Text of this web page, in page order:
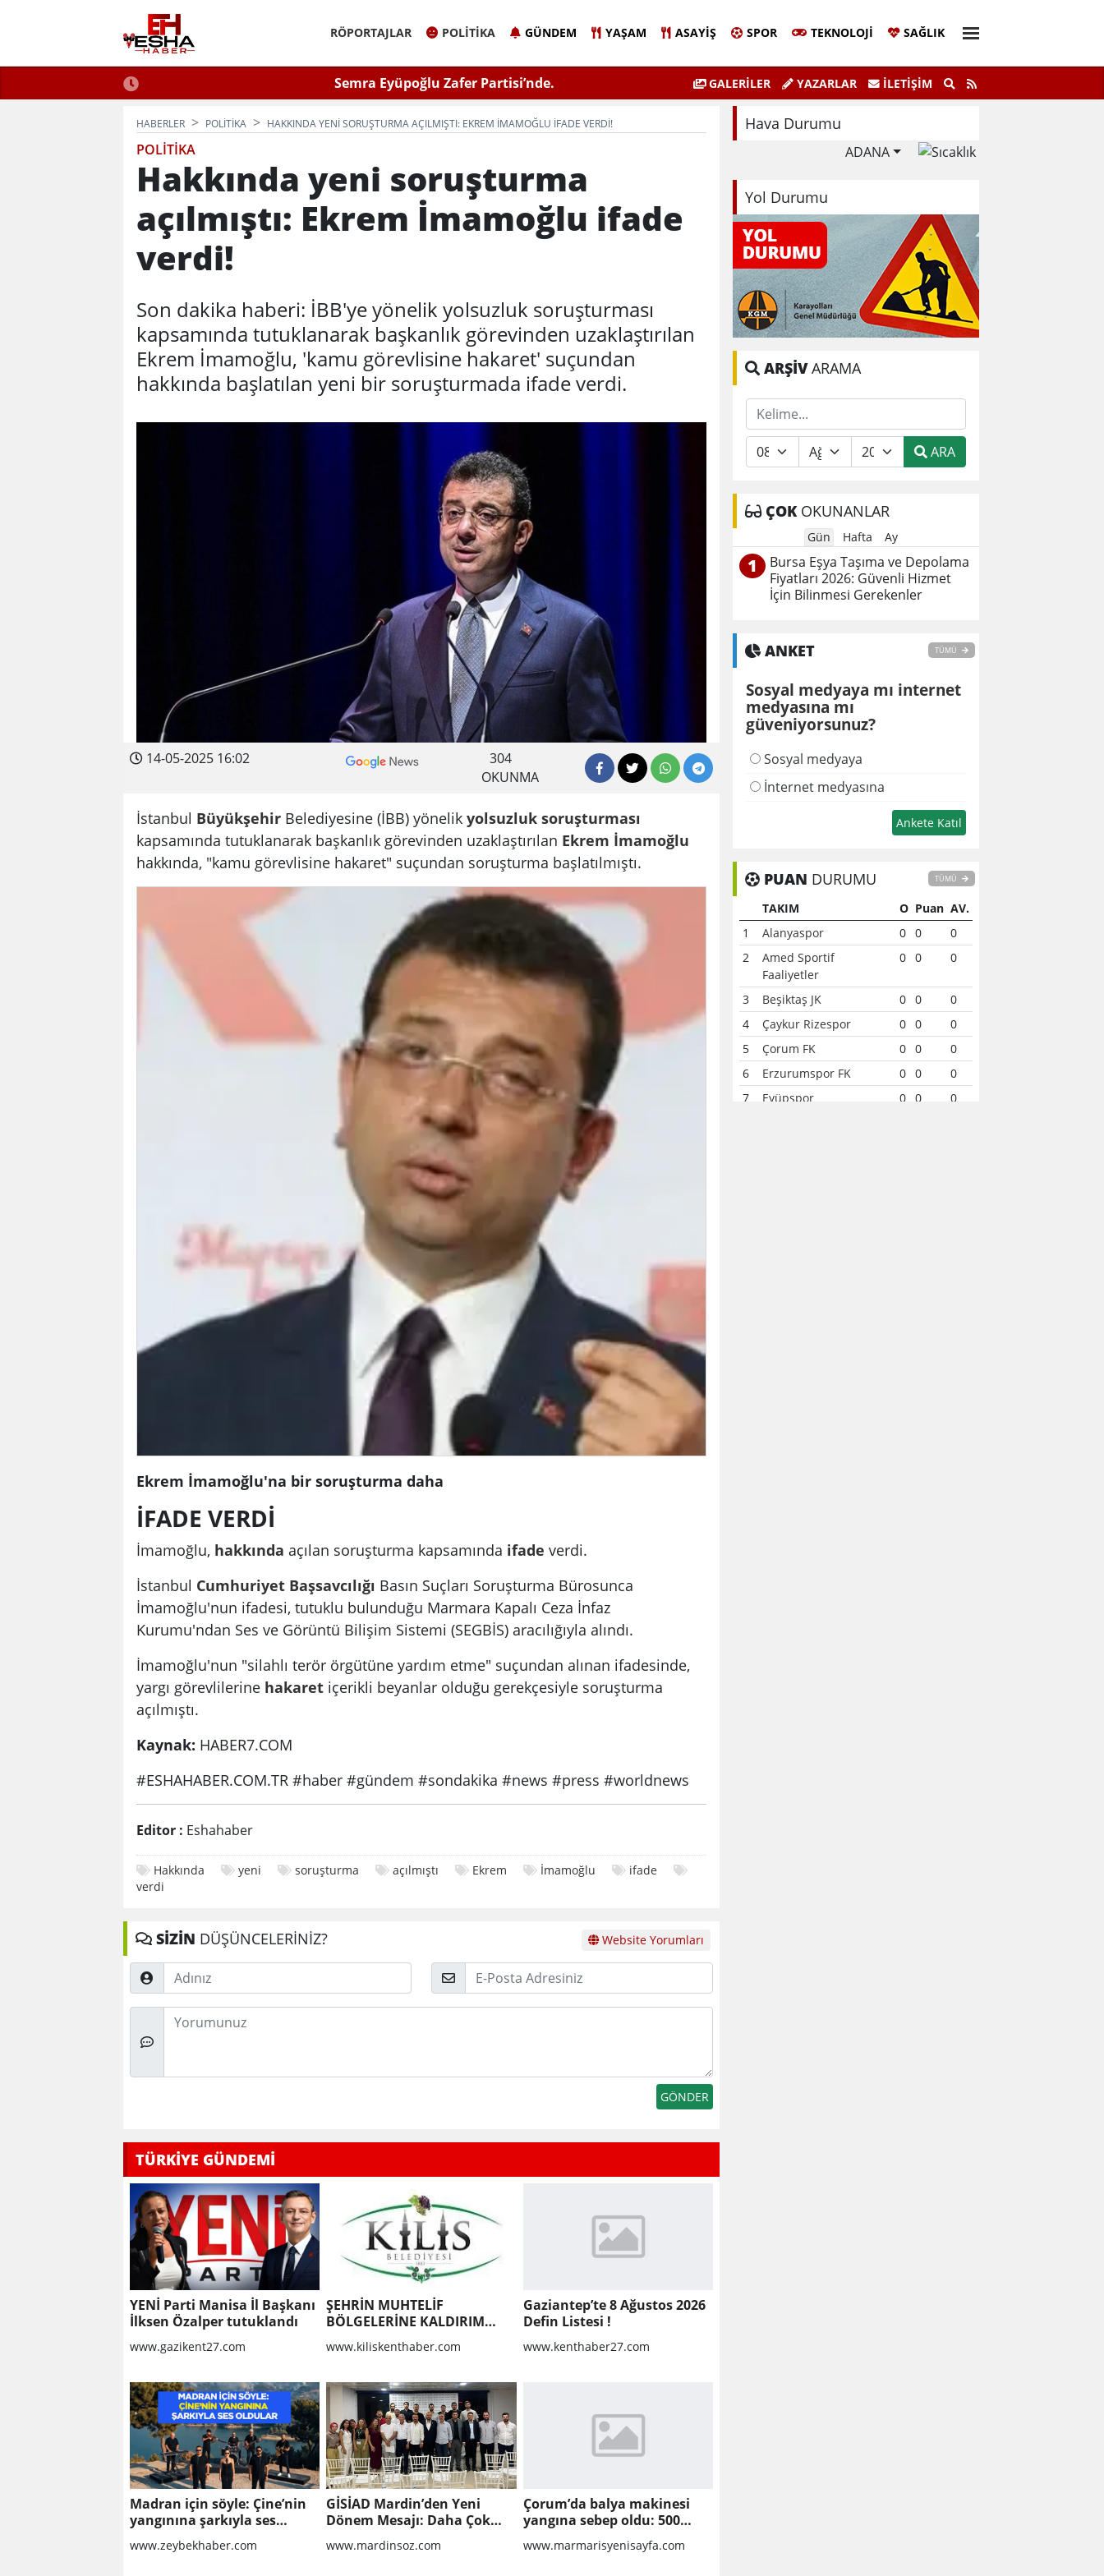
RÖPORTAJLAR POLITIKA GÜNDEM YAŞAM ASAYIŞ SPOR TEKNOLOJI SAĞLIK
Güvenli Hizmet
Bilinmesi Gerekenler
Semra Eyüpoğlu Zafer Partisi’nde.
ÇEVSADER Eskişehir İl Başkanı Sinem Eltin'den Hayati Uyarı
Kulaktan Dolma Bilgiyle İlaçlama Ölüm Getirir
GALERİLER YAZARLAR İLETIŞIM
HABERLER POLITIKA HAKKINDA YENI SORUŞTURMA AÇILMIŞTI: EKREM İMAMOĞLU IFADE VERDI!
POLITIKA
Hakkında yeni soruşturma
açılmıştı: Ekrem İmamoğlu ifade
verdi!
Son dakika haberi: İBB'ye yönelik yolsuzluk soruşturması
kapsamında tutuklanarak başkanlık görevinden uzaklaştırılan
Ekrem İmamoğlu, 'kamu görevlisine hakaret' suçundan
hakkında başlatılan yeni bir soruşturmada ifade verdi.
14-05-2025 16:02
304
OKUNMA
İstanbul Büyükşehir Belediyesine (İBB) yönelik yolsuzluk soruşturması
kapsamında tutuklanarak başkanlık görevinden uzaklaştırılan Ekrem İmamoğlu
hakkında, "kamu görevlisine hakaret" suçundan soruşturma başlatılmıştı.
Ekrem İmamoğlu'na bir soruşturma daha
İFADE VERDİ
İmamoğlu, hakkında açılan soruşturma kapsamında ifade verdi.
İstanbul Cumhuriyet Başsavcılığı Basın Suçları Soruşturma Bürosunca
İmamoğlu'nun ifadesi, tutuklu bulunduğu Marmara Kapalı Ceza İnfaz
Kurumu'ndan Ses ve Görüntü Bilişim Sistemi (SEGBİS) aracılığıyla alındı.
İmamoğlu'nun "silahlı terör örgütüne yardım etme" suçundan alınan ifadesinde,
yargı görevlilerine hakaret içerikli beyanlar olduğu gerekçesiyle soruşturma
açılmıştı.
Kaynak: HABER7.COM
#ESHAHABER.COM.TR #haber #gündem #sondakika #news #press #worldnews
Editor : Eshahaber
Hakkında yeni soruşturma açılmıştı Ekrem İmamoğlu
ifade
verdi
SİZİN DÜŞÜNCELERİNİZ? Website Yorumları
Adınız
Posta
Düşünceleriniz
TÜRKİYE GÜNDEMİ
YENİ Parti Manisa İl Başkanı
İlksen Özalper tutuklandı
www.gazikent27.com
ŞEHRİN MUHTELİF
BÖLGELERİNE KALDIRIM
YAPILMASI VE BOZULAN
KALDIRIMLARIN
www.kiliskenthaber.com
Gaziantep’te 8 Ağustos 2026
Defin Listesi !
www.kenthaber27.com
Madran için söyle: Çine’nin
yangınına şarkıyla ses
www.zeybekhaber.com
GİSİAD Mardin’den Yeni
Dönem Mesajı: Daha Çok
Sahada, Daha Çok Üretim
www.mardinsoz.com
Çorum’da balya makinesi
yangına sebep oldu: 500
dönüm anız küle döndü
www.marmarisyenisayfa.com
Hava Durumu
ADANA
Yol Durumu
ARŞİVARAMA
ARA
ÇOKOKUNANLAR
Gün Hafta Ay
1
Bursa Eşya Taşıma ve Depolama
Fiyatları 2026: Güvenli Hizmet
İçin Bilinmesi Gerekenler
ANKET TÜMÜ
Sosyal medyaya mı internet
medyasına mı
güveniyorsunuz?
Sosyal medyaya
İnternet medyasına
PUAN DURUMU TÜMÜ
TAKIM O Puan AV.
1
Alanyaspor 0 0
0
2
Amed Sportif
Faaliyetler
0 0 0
3 Beşiktaş JK 0 0
0
4
Çaykur Rizespor 0 0
0
5
Çorum FK 0 0
0
6
Erzurumspor FK 0 0
0
7
Eyüpspor 0 0
0